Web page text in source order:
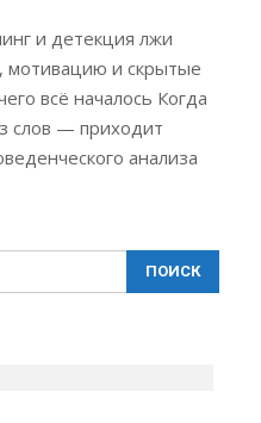
и детекция лжи
мотивацию и скрытые
всё началось Когда
слов — приходит
анализа